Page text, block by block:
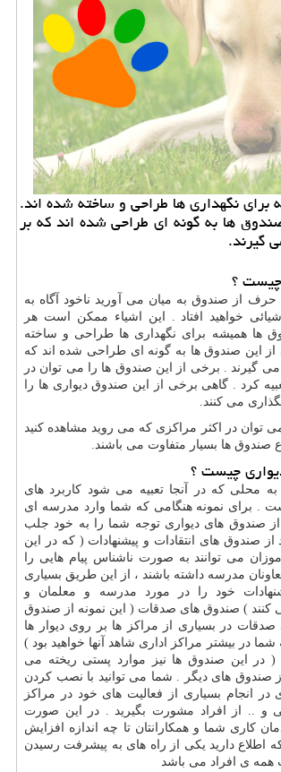
نگهداری ها طراحی و ساخته شده اند.
ها به گونه ای طراحی شده اند كه بر
گیرند.
؟
از صندوق به میان می آورید ناخود آگاه به
خواهید افتاد . این اشیاء ممکن است هر
ها همیشه برای نگهداری ها طراحی و ساخته
از این صندوق ها به گونه ای طراحی شده اند که
می گیرند . برخی از این صندوق ها را می توان در
کرد . گاهی برخی از این صندوق دیواری ها را
می کنند.
توان در اکثر مراکزی که می روید مشاهده کنید
صندوق ها بسیار متفاوت می باشند.
چیست ؟
به محلی که در آنجا تعبیه می شود کاربرد های
. برای نمونه هنگامی که شما وارد مدرسه ای
صندوق های دیواری توجه شما را به خود جلب
از صندوق های انتقادات و پیشنهادات ( که در این
می توانند به صورت ناشناس پیام هایی را
مدرسه داشته باشند ، از این طریق بسیاری
خود را در مورد مدرسه و معلمان و
کنند ) صندوق های صدقات ( این نمونه از صندوق
در بسیاری از مراکز ها بر روی دیوار ها
در بیشتر مراکز اداری شاهد آنها خواهید بود )
این صندوق ها نیز موارد پستی ریخته می
صندوق های دیگر . شما می توانید با نصب کردن
در انجام بسیاری از فعالیت های خود در مراکز
و .. از افراد مشورت بگیرید . در این صورت
کاری شما و همکارانتان تا چه اندازه افزایش
اطلاع دارید یکی از راه های به پیشرفت رسیدن
همه ی افراد می باشد